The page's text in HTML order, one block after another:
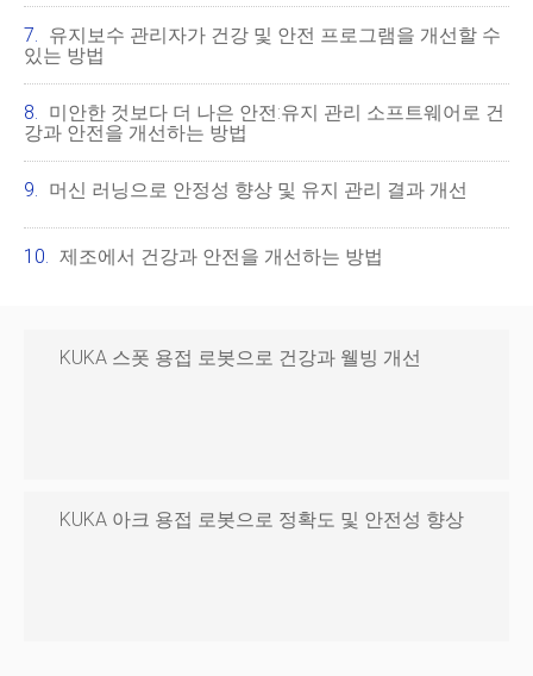
유지보수 관리자가 건강 및 안전 프로그램을 개선할 수
있는 방법
미안한 것보다 더 나은 안전:유지 관리 소프트웨어로 건
강과 안전을 개선하는 방법
머신 러닝으로 안정성 향상 및 유지 관리 결과 개선
제조에서 건강과 안전을 개선하는 방법
KUKA 스폿 용접 로봇으로 건강과 웰빙 개선
KUKA 아크 용접 로봇으로 정확도 및 안전성 향상